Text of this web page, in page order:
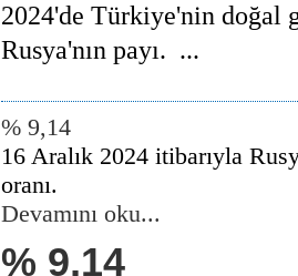
2024'de Türkiye'nin doğal
Rusya'nın payı. ...
% 9,14
16 Aralık 2024 itibarıyla
oranı.
Devamını oku...
% 9,14